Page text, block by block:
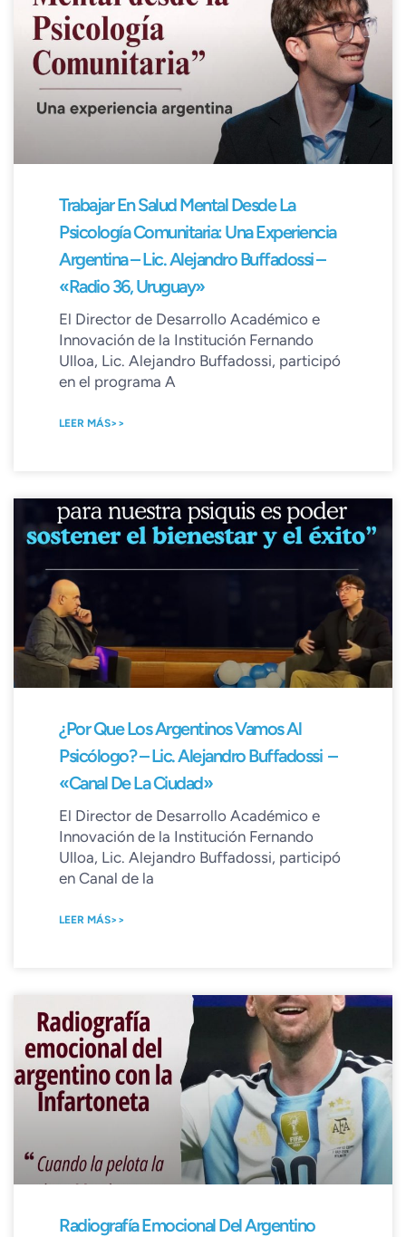
Trabajar En Salud Mental Desde La
Psicología Comunitaria: Una Experiencia
Argentina – Lic. Alejandro Buffadossi –
«Radio 36, Uruguay»
El Director de Desarrollo Académico e
Innovación de la Institución Fernando
Ulloa, Lic. Alejandro Buffadossi, participó
en el programa A
LEER MÁS>>
¿Por Que Los Argentinos Vamos Al
Psicólogo? – Lic. Alejandro Buffadossi –
«Canal De La Ciudad»
El Director de Desarrollo Académico e
Innovación de la Institución Fernando
Ulloa, Lic. Alejandro Buffadossi, participó
en Canal de la
LEER MÁS>>
Radiografía Emocional Del Argentino